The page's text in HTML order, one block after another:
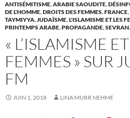
ANTISÉMITISME,ARABIE SAOUDITE,
DE L'HOMME,DROITS DES FEMMES,FRANCE,
TAYMIYYA,JUDAÏSME,L'ISLAMISME ET LES
PRINTEMPS ARABE,PROPAGANDE,SEVRAN,
« L’ISLAMISME
FEMMES » SUR
FM
JUIN 1, 2018 LINA MURR NEHME